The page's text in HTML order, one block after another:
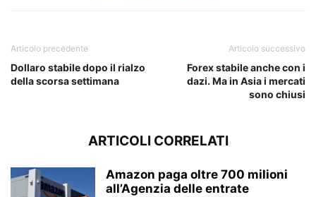
Articolo precedente
Dollaro stabile dopo il rialzo
della scorsa settimana
Articolo successivo
Forex stabile anche con i
dazi. Ma in Asia i mercati
sono chiusi
ARTICOLI CORRELATI
Amazon paga oltre 700 milioni
all’Agenzia delle entrate